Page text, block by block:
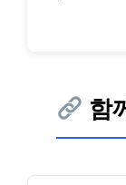
함